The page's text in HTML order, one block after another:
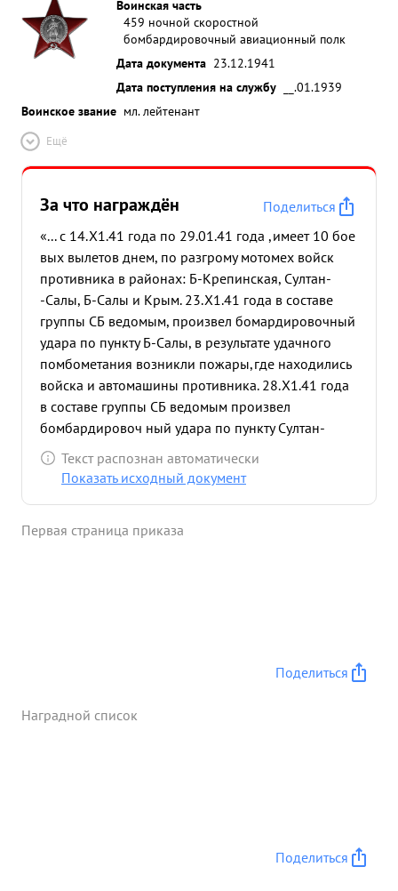
Воинская часть
459 ночной скоростной
бомбардировочный авиационный полк
Дата документа 23.12.1941
Дата поступления на службу
__.01.1939
Воинское звание мл. лейтенант
Ещё
За что награждён
Поделиться
«... с 14.Х1.41 года по 29.01.41 года ,имеет 10 бое
вых вылетов днем, по разгрому мотомех войск
противника в районах: Б-Крепинская, Султан-
-Салы, Б-Салы и Крым. 23.Х1.41 года в составе
группы СБ ведомым, произвел бомардировочный
удара по пункту Б-Салы, в результате удачного
помбометания возникли пожары,где находились
войска и автомашины противника. 28.Х1.41 года
в составе группы СБ ведомым произвел
бомбардировоч ный удара по пункту Султан-
Салы, где находилось большое скопление
мотомех войск противника Отмечены прямые
представляю к правительственной награде
Текст распознан автоматически
Показать исходный документ
Первая страница приказа
Поделиться
Наградной список
Поделиться